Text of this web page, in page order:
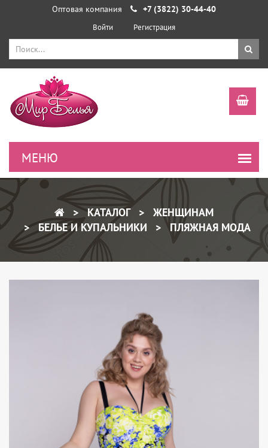
Оптовая компания +7 (3822) 30-44-40
Войти Регистрация
КАТАЛОГ
ЖЕНЩИНАМ
БЕЛЬЕ И КУПАЛЬНИКИ
ПЛЯЖНАЯ МОДА